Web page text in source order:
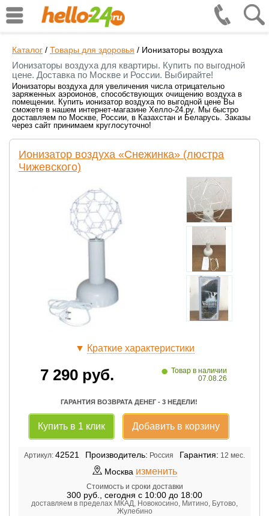
Каталог / Товары для здоровья / Ионизаторы воздуха
Ионизаторы воздуха для квартиры. Купить по выгодной
цене. Доставка по Москве и России. Выбирайте!
Ионизаторы воздуха для увеличения числа отрицательно
заряженных аэроионов, способствующих очищению воздуха в
помещении. Купить ионизатор воздуха по выгодной цене Вы
сможете в нашем интернет-магазине Хелло-24.ру. Мы быстро
доставляем по Москве, России, в Казахстан и Беларусь. Заказы
через сайт принимаем круглосуточно!
Ионизатор воздуха «Снежинка» (люстра
Чижевского)
▼ Краткие характеристики
7 290 руб. • Товар в наличии
07.08.26
ГАРАНТИЯ ВОЗВРАТА ДЕНЕГ - 3 НЕДЕЛИ!
Купить в 1 клик Добавить в корзину
Артикул: 42521 Производитель: Россия Гарантия: 12 мес.
Москва изменить
Стоимость и сроки доставки
300 руб. сегодня с 10:00 до 18:00
доставляем в пределах МКАД, Новокосино, Митино, Бутово,
Жулебино